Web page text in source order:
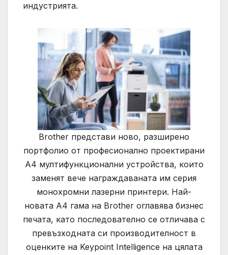
индустрията.
Brother представи ново, разширено
портфолио от професионално проектирани
A4 мултифункционални устройства, които
заменят вече награждаваната им серия
монохромни лазерни принтери. Най-
новата A4 гама на Brother оглавява бизнес
печата, като последователно се отличава с
превъзходната си производителност в
оценките на Keypoint Intelligence на цялата